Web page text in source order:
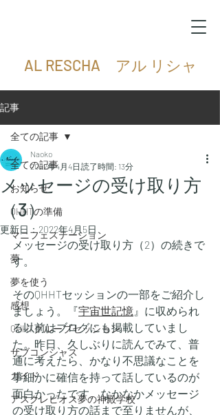
AL RESCHA アル リシャ
記事
全ての記事
お知らせ
QHHTの準備
マニフェステーション
夢
夢を使う
感想
QHHTグループセッション
サブコンシャス
ガイド
アスクレピオス夢の神殿学校
全ての記事
メッセージの受け取り方
（3）
Naoko
2022年4月4日 読了時間: 13分
更新日：2022年4月5日
メッセージの受け取り方（2）の続きで
す。
そのQHHTセッションの一部をご紹介し
ましょう。『宇宙世記憶 』に収められ
る以前はブログにも掲載していまし
た。昨日、久しぶりに読んでみて、普
通に考えたら、かなり不思議なことを
事細かに確信を持って話しているのが
面白かったです。なかなかメッセージ
の受け取り方の話まで至りませんが、